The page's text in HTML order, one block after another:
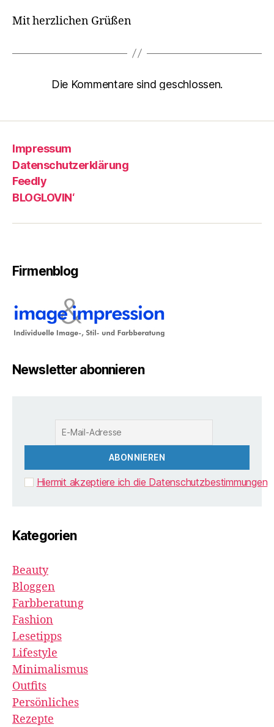
Mit herzlichen Grüßen
Die Kommentare sind geschlossen.
Impressum
Datenschutzerklärung
Feedly
BLOGLOVIN‘
Firmenblog
Newsletter abonnieren
Hiermit akzeptiere ich die Datenschutzbestimmungen
Kategorien
Beauty
Bloggen
Farbberatung
Fashion
Lesetipps
Lifestyle
Minimalismus
Outfits
Persönliches
Rezepte